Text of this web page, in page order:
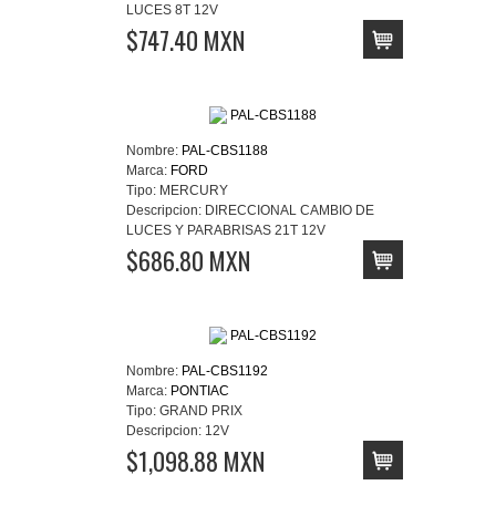
LUCES 8T 12V
$747.40 MXN
Nombre: PAL-CBS1188
Marca: FORD
Tipo: MERCURY
Descripcion: DIRECCIONAL CAMBIO DE
LUCES Y PARABRISAS 21T 12V
$686.80 MXN
Nombre: PAL-CBS1192
Marca: PONTIAC
Tipo: GRAND PRIX
Descripcion: 12V
$1,098.88 MXN